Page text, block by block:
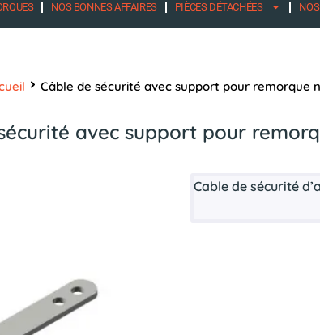
NOS BONNES AFFAIRES PIÈCES DÉTACHÉES
avec support pour
Câble de sécurité avec support pour remorque
Cable de sécurité